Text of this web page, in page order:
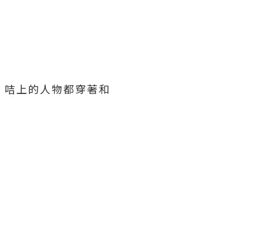
上的人物都穿著和